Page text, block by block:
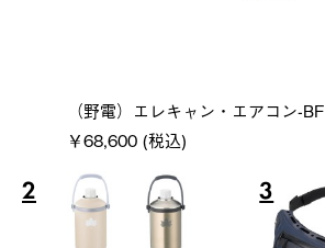
（野電）エレキャン・エアコン-BF
￥68,600 (税込)
2 3